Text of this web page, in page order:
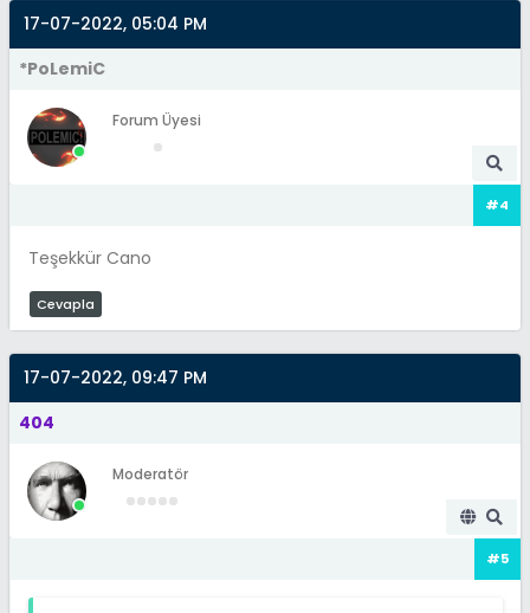
17-07-2022, 05:04 PM
*PoLemiC
Forum Üyesi
#4
Teşekkür Cano
Cevapla
17-07-2022, 09:47 PM
404
Moderatör
#5